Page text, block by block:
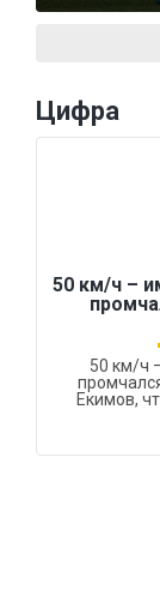
Цифра
50 км/ч –
50 км/ч
Екимов,